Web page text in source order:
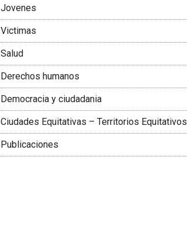
Jovenes
Victimas
Salud
Derechos humanos
Democracia y ciudadania
Ciudades Equitativas – Territorios Equitativos
Publicaciones